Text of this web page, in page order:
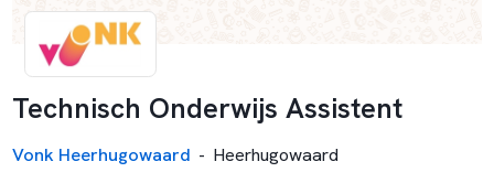
Technisch Onderwijs Assistent
Vonk Heerhugowaard - Heerhugowaard